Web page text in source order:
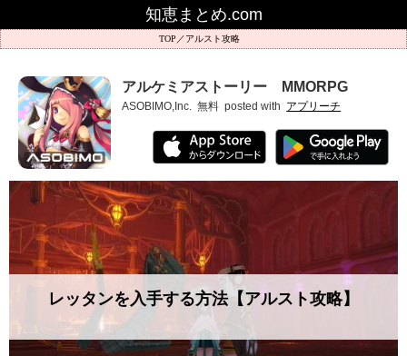
知恵まとめ.com
アルスト攻略
アルケミアストーリー MMORPG
ASOBIMO,Inc. 無料 posted with アプリーチ
レッタンを入手する方法【アルスト攻略】